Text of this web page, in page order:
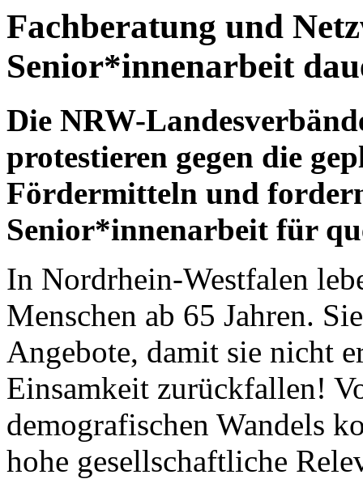
Fachberatung und
Senior*innenarbeit
Die NRW-
protestieren gegen die
Fördermitteln und
Senior*innenarbeit für
In Nordrhein-Westfalen
Menschen ab 65 Jahren.
Angebote, damit sie nicht
Einsamkeit zurückfallen!
demografischen Wandels
hohe gesellschaftliche